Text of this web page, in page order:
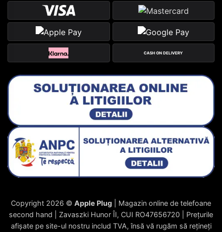
CASH ON DELIVERY
Copyright 2026 © Apple Plug | Magazin online de telefoane
second hand | Zavaszki Hunor ÎI, CUI RO47656720 | Prețurile
afișate pe site-ul nostru includ TVA, însă vă rugăm să rețineți